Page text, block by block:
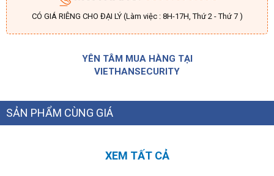
CÓ GIÁ RIÊNG CHO ĐẠI LÝ (Làm việc : 8H-17H, Thứ 2 - Thứ 7 )
YÊN TÂM MUA HÀNG TẠI
VIETHANSECURITY
SẢN PHẨM CÙNG GIÁ
XEM TẤT CẢ